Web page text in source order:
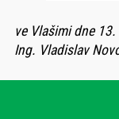
ve Vlašimi dne
Ing. Vladislav